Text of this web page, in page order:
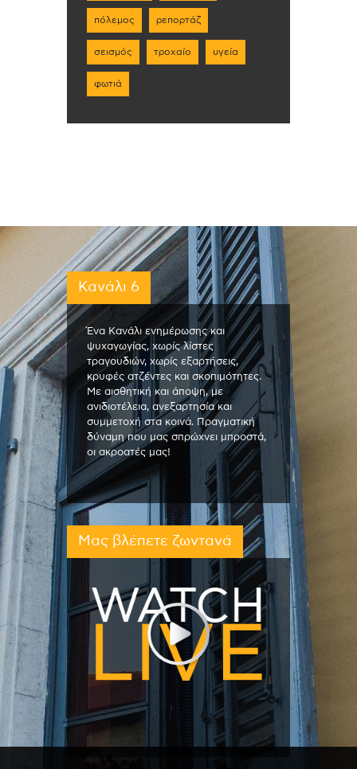
πόλεμος ρεπορτάζ
σεισμός τροχαίο υγεία
φωτιά
Κανάλι 6
Ένα Κανάλι ενημέρωσης και
ψυχαγωγίας, χωρίς λίστες
τραγουδιών, χωρίς εξαρτήσεις,
κρυφές ατζέντες και σκοπιμότητες.
Με αισθητική και άποψη, με
ανιδιοτέλεια, ανεξαρτησία και
συμμετοχή στα κοινά. Πραγματική
δύναμη που μας σπρώχνει μπροστά,
οι ακροατές μας!
Μας βλέπετε ζωντανά